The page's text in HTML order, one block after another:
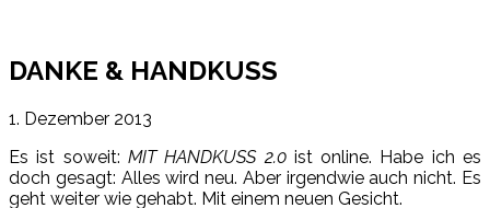
DANKE & HANDKUSS
1. Dezember 2013
Es ist soweit: MIT HANDKUSS 2.0ist online. Habe ich es
doch gesagt: Alles wird neu. Aber irgendwie auch nicht. Es
geht weiter wie gehabt. Mit einem neuen Gesicht.